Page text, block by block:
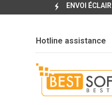
ENVOI ÉCLAIR
Hotline assistance